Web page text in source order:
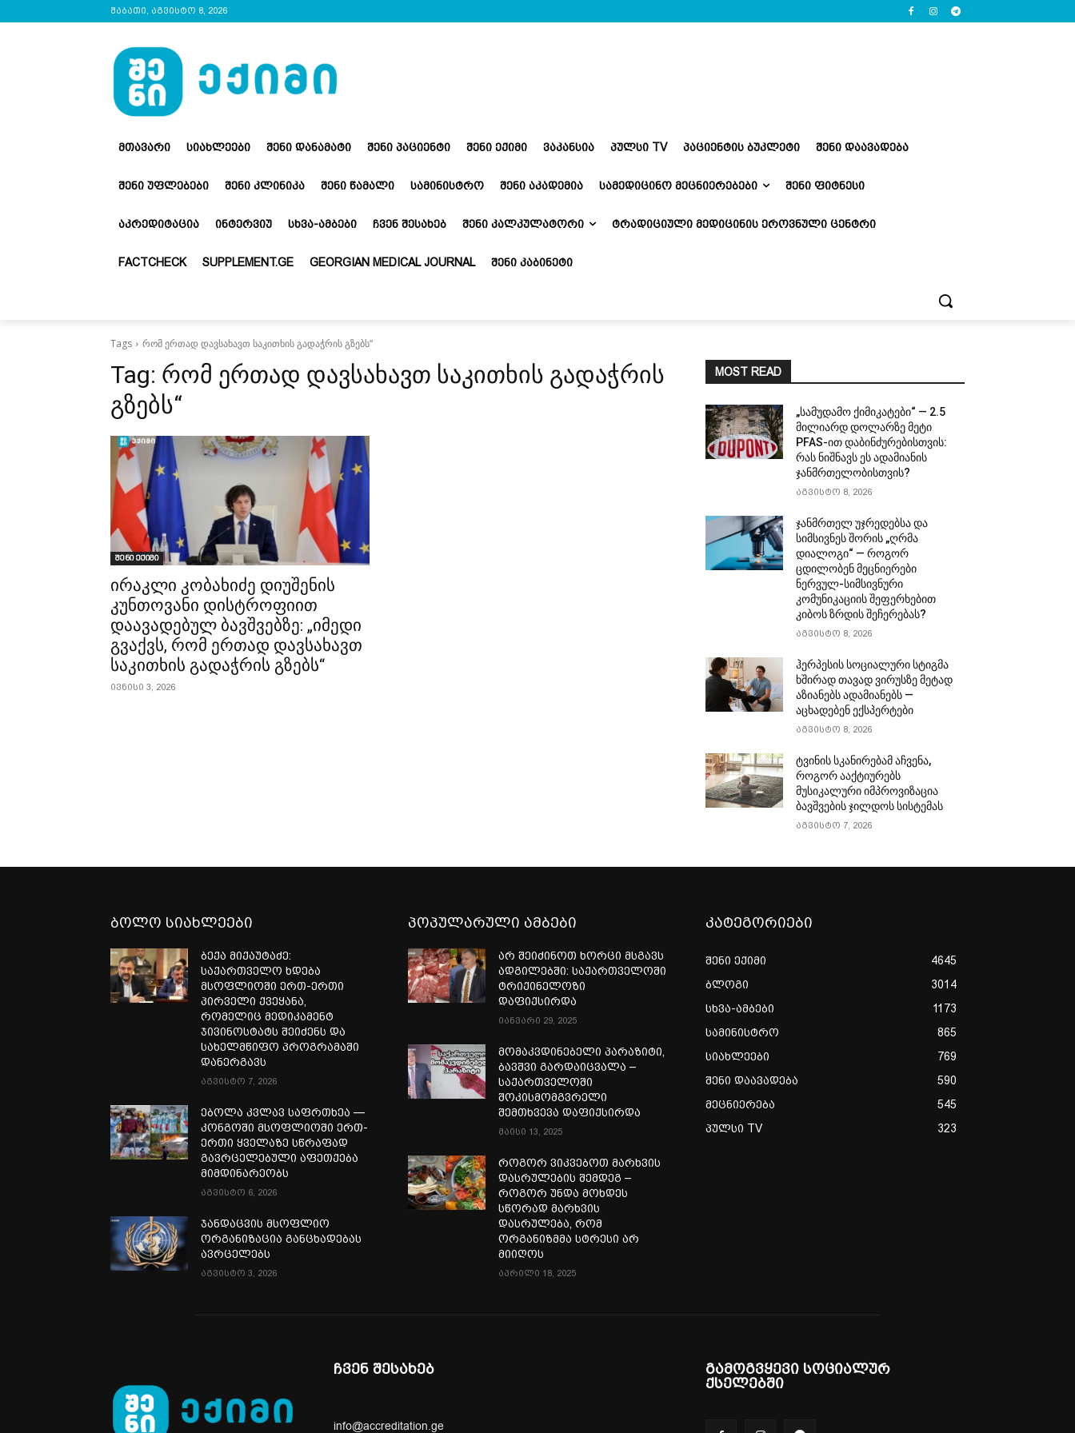
შაბათი, აგვისტო 8, 2026
ᲛᲗᲐᲕᲐᲠᲘ ᲡᲘᲐᲮᲚᲔᲔᲑᲘ ᲨᲔᲜᲘ ᲓᲐᲜᲐᲛᲐᲢᲘ ᲨᲔᲜᲘ ᲞᲐᲪᲘᲔᲜᲢᲘ ᲨᲔᲜᲘ ᲔᲥᲘᲛᲘ ᲕᲐᲙᲐᲜᲡᲘᲐ ᲞᲣᲚᲡᲘ TV ᲞᲐᲪᲘᲔᲜᲢᲘᲡ ᲑᲣᲙᲚᲔᲢᲘ ᲨᲔᲜᲘ ᲓᲐᲐᲕᲐᲓᲔᲑᲐ
ᲨᲔᲜᲘ ᲣᲤᲚᲔᲑᲔᲑᲘ ᲨᲔᲜᲘ ᲙᲚᲘᲜᲘᲙᲐ ᲨᲔᲜᲘ ᲬᲐᲛᲐᲚᲘ ᲡᲐᲛᲘᲜᲘᲡᲢᲠᲝ ᲨᲔᲜᲘ ᲐᲙᲐᲓᲔᲛᲘᲐ ᲡᲐᲛᲔᲓᲘᲪᲘᲜᲝ ᲛᲔᲪᲜᲘᲔᲠᲔᲑᲔᲑᲘ ᲨᲔᲜᲘ ᲤᲘᲢᲜᲔᲡᲘ
ᲐᲙᲠᲔᲓᲘᲢᲐᲪᲘᲐ ᲘᲜᲢᲔᲠᲕᲘᲣ ᲡᲮᲕᲐ-ᲐᲛᲑᲔᲑᲘ ᲩᲕᲔᲜ ᲨᲔᲡᲐᲮᲔᲑ ᲨᲔᲜᲘ ᲙᲐᲚᲙᲣᲚᲐᲢᲝᲠᲘ ᲢᲠᲐᲓᲘᲪᲘᲣᲚᲘ ᲛᲔᲓᲘᲪᲘᲜᲘᲡ ᲔᲠᲝᲕᲜᲣᲚᲘ ᲪᲔᲜᲢᲠᲘ
FACTCHECK SUPPLEMENT.GE GEORGIAN MEDICAL JOURNAL ᲨᲔᲜᲘ ᲙᲐᲑᲘᲜᲔᲢᲘ
Tags რომ ერთად დავსახავთ საკითხის გადაჭრის გზებს“
Tag: რომ ერთად დავსახავთ საკითხის გადაჭრის
გზებს“
შენი ექიმი
ირაკლი კობახიძე დიუშენის
კუნთოვანი დისტროფიით
დაავადებულ ბავშვებზე: „იმედი
გვაქვს, რომ ერთად დავსახავთ
საკითხის გადაჭრის გზებს“
ივნისი 3, 2026
MOST READ
„სამუდამო ქიმიკატები“ — 2.5
მილიარდ დოლარზე მეტი
PFAS-ით დაბინძურებისთვის:
რას ნიშნავს ეს ადამიანის
ჯანმრთელობისთვის?
აგვისტო 8, 2026
ჯანმრთელ უჯრედებსა და
სიმსივნეს შორის „ღრმა
დიალოგი“ — როგორ
ცდილობენ მეცნიერები
ნერვულ-სიმსივნური
კომუნიკაციის შეფერხებით
კიბოს ზრდის შეჩერებას?
აგვისტო 8, 2026
ჰერპესის სოციალური სტიგმა
ხშირად თავად ვირუსზე მეტად
აზიანებს ადამიანებს —
აცხადებენ ექსპერტები
აგვისტო 8, 2026
ტვინის სკანირებამ აჩვენა,
როგორ ააქტიურებს
მუსიკალური იმპროვიზაცია
ბავშვების ჯილდოს სისტემას
აგვისტო 7, 2026
ბოლო სიახლეები
ბექა მიქაუტაძე:
საქართველო ხდება
მსოფლიოში ერთ-ერთი
პირველი ქვეყანა,
რომელიც მედიკამენტ
ჯივინოსტატს შეიძენს და
სახელმწიფო პროგრამაში
დანერგავს
აგვისტო 7, 2026
ებოლა კვლავ საფრთხეა —
კონგოში მსოფლიოში ერთ-
ერთი ყველაზე სწრაფად
გავრცელებული აფეთქება
მიმდინარეობს
აგვისტო 6, 2026
ჯანდაცვის მსოფლიო
ორგანიზაცია განცხადებას
ავრცელებს
აგვისტო 3, 2026
პოპულარული ამბები
არ შეიძინოთ ხორცი მსგავს
ადგილებში: საქართველოში
ტრიქინელოზი
დაფიქსირდა
იანვარი 29, 2025
მომაკვდინებელი პარაზიტი,
ბავშვი გარდაიცვალა –
საქართველოში
შოკისმომგვრელი
შემთხვევა დაფიქსირდა
მაისი 13, 2025
როგორ ვიკვებოთ მარხვის
დასრულების შემდეგ –
როგორ უნდა მოხდეს
სწორად მარხვის
დასრულება, რომ
ორგანიზმმა სტრესი არ
მიიღოს
აპრილი 18, 2025
კატეგორიები
შენი ექიმი
4645
ბლოგი
3014
სხვა-ამბები
1173
სამინისტრო
865
სიახლეები
769
შენი დაავადება
590
მეცნიერება
545
პულსი TV
323
ჩვენ შესახებ
info@accreditation.ge
გამოგვყევი სოციალურ
ქსელებში